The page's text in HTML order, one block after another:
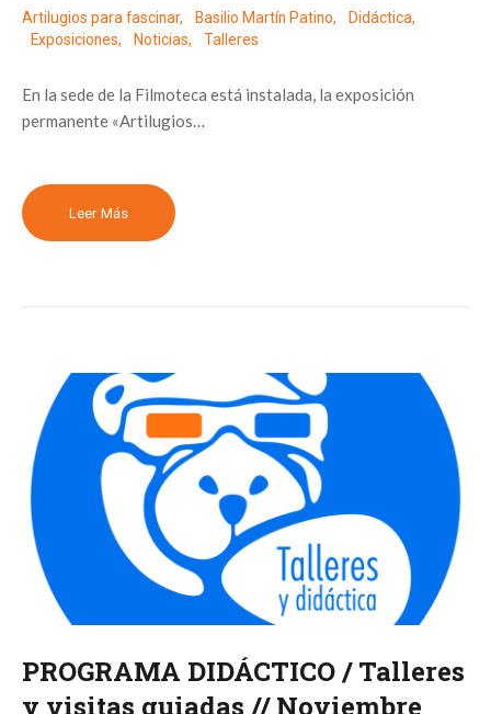
Artilugios para fascinar, Basilio Martín Patino, Didáctica,
Exposiciones, Noticias, Talleres
En la sede de la Filmoteca está instalada, la exposición
permanente «Artilugios…
Leer Más
PROGRAMA DIDÁCTICO / Talleres
y visitas guiadas // Noviembre